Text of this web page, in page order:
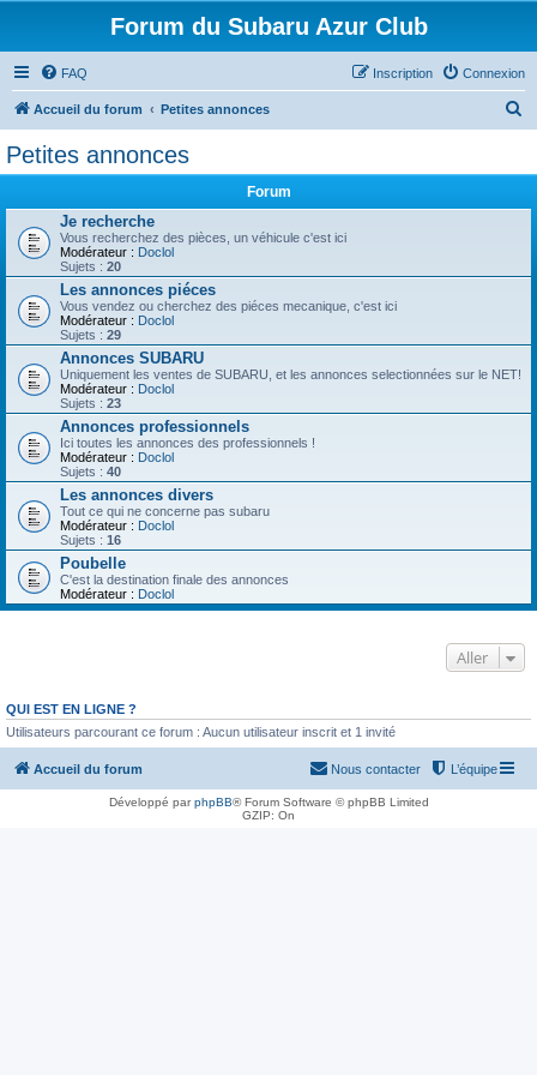
Forum du Subaru Azur Club
FAQ Connexion
Inscription
Accueil du forum Petites annonces
c
Petites annonces
Forum
Je recherche
Vous recherchez des pièces, un véhicule c'est ici
Modérateur : Doclol
Sujets : 20
Les annonces piéces
Vous vendez ou cherchez des piéces mecanique, c'est ici
Modérateur : Doclol
Sujets : 29
Annonces SUBARU
Uniquement les ventes de SUBARU, et les annonces selectionnées sur le NET!
Modérateur : Doclol
Sujets : 23
Annonces professionnels
Ici toutes les annonces des professionnels !
Modérateur : Doclol
Sujets : 40
Les annonces divers
Tout ce qui ne concerne pas subaru
Modérateur : Doclol
Sujets : 16
Poubelle
C'est la destination finale des annonces
Modérateur : Doclol
Aller
QUI EST EN LIGNE ?
Utilisateurs parcourant ce forum : Aucun utilisateur inscrit et 1 invité
Accueil du forum L’équipe
Nous contacter
Développé parphpBB® Forum Software © phpBB Limited
GZIP: On